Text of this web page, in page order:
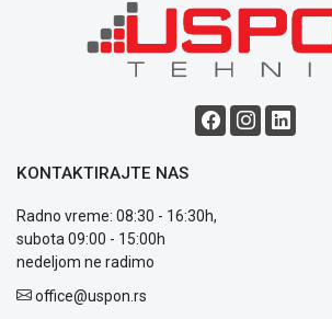
KONTAKTIRAJTE NAS
Radno vreme: 08:30 - 16:30h,
subota 09:00 - 15:00h
nedeljom ne radimo
office@uspon.rs